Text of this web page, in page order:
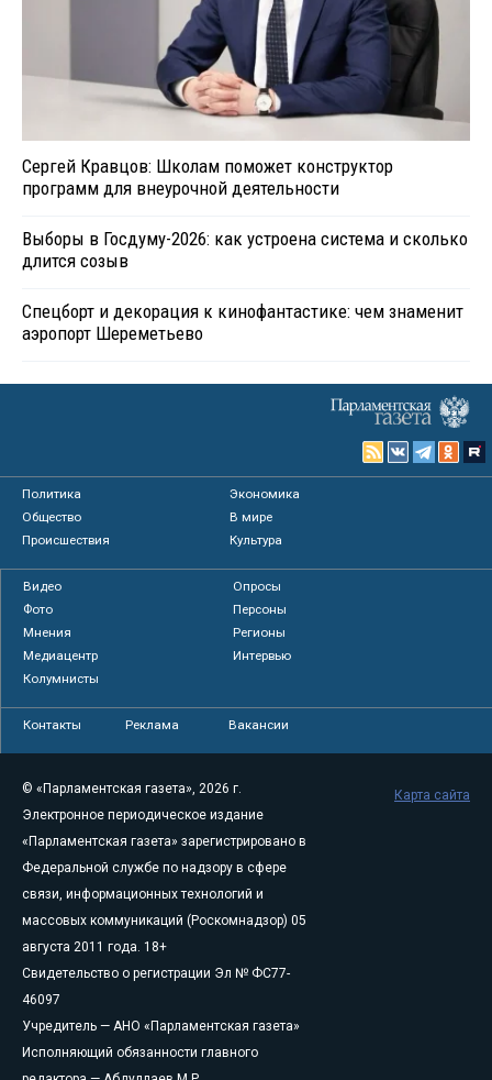
Сергей Кравцов: Школам поможет конструктор
программ для внеурочной деятельности
Выборы в Госдуму-2026: как устроена система и сколько
длится созыв
Спецборт и декорация к кинофантастике: чем знаменит
аэропорт Шереметьево
Политика
Экономика
Общество
В мире
Происшествия
Культура
Видео
Опросы
Фото
Персоны
Мнения
Регионы
Медиацентр
Интервью
Колумнисты
Контакты Реклама Вакансии
© «Парламентская газета», 2026 г.
Электронное периодическое издание
«Парламентская газета» зарегистрировано в
Федеральной службе по надзору в сфере
связи, информационных технологий и
массовых коммуникаций (Роскомнадзор) 05
августа 2011 года. 18+
Свидетельство о регистрации Эл № ФС77-
46097
Учредитель — АНО «Парламентская газета»
Исполняющий обязанности главного
Карта сайта